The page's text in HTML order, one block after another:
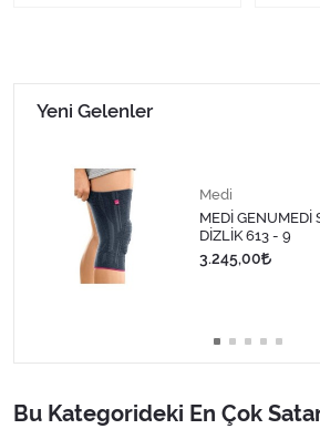
Tıbbi Tekstil Ürünleri
Varis Çorapları
Yeni Gelenler
Medi
MEDİ GENUMEDİ
DİZLİK 613 - 9
3.245,00
Bu Kategorideki En Çok